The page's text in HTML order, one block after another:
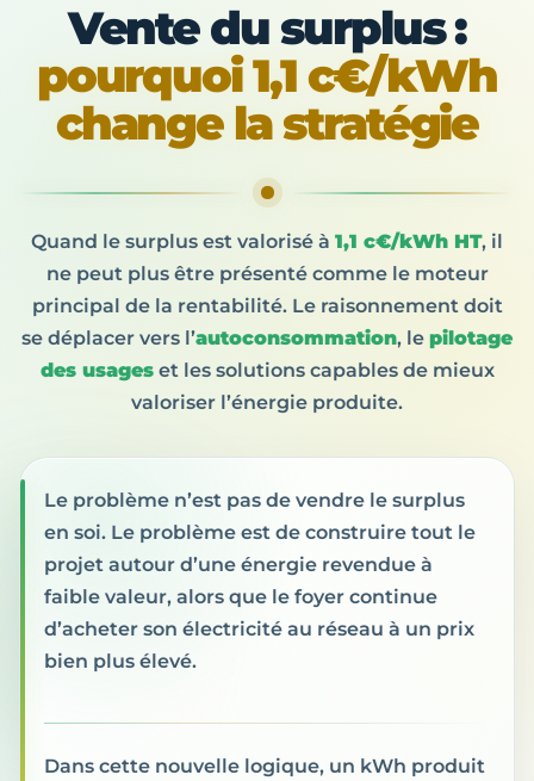
Vente du surplus :
pourquoi 1,1 c€/kWh
change la stratégie
Quand le surplus est valorisé à 1,1 c€/kWh HT, il
ne peut plus être présenté comme le moteur
principal de la rentabilité. Le raisonnement doit
se déplacer vers l’autoconsommation, le pilotage
des usageset les solutions capables de mieux
valoriser l’énergie produite.
Le problème n’est pas de vendre le surplus
en soi. Le problème est de construire tout le
projet autour d’une énergie revendue à
faible valeur, alors que le foyer continue
d’acheter son électricité au réseau à un prix
bien plus élevé.
Dans cette nouvelle logique, un kWh produit